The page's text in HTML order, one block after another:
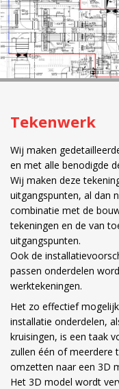
Tekenwerk
Wij maken
en met alle benodigde
Wij maken deze
uitgangspunten, al dan
combinatie met de
tekeningen en de van
uitgangspunten.
Ook de
passen onderdelen
werktekeningen.
Het zo effectief
installatie onderdelen,
kruisingen, is een taak
zullen één of meerdere
omzetten naar een 3D
Het 3D model wordt